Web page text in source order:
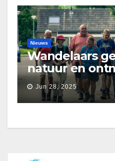
Nieuws
Wandelaars
natuur en
tijdens
Jun 28, 2025